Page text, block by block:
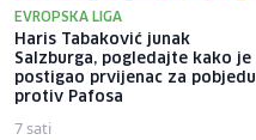
EVROPSKA LIGA
Haris Tabaković junak
Salzburga, pogledajte kako je
postigao prvijenac za pobjedu
protiv Pafosa
7 sati